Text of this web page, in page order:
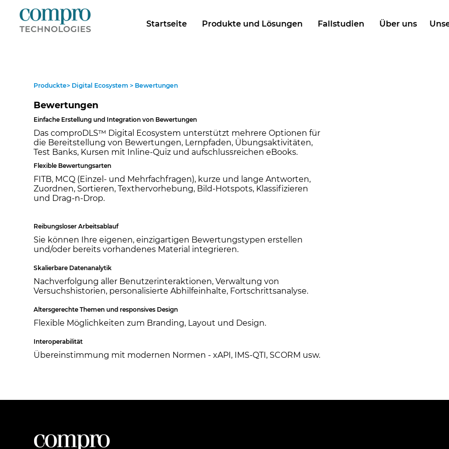
Startseite Produkte und Lösungen Fallstudien Über uns
Bewertungen
Einfache Erstellung und Integration von Bewertungen
Das comproDLS™ Digital Ecosystem unterstützt mehrere Optionen für
die Bereitstellung von Bewertungen, Lernpfaden, Übungsaktivitäten,
Test Banks, Kursen mit Inline-Quiz und aufschlussreichen eBooks.
Flexible Bewertungsarten
FITB, MCQ (Einzel- und Mehrfachfragen), kurze und lange Antworten,
Zuordnen, Sortieren, Texthervorhebung, Bild-Hotspots, Klassifizieren
und Drag-n-Drop.
Reibungsloser Arbeitsablauf
Sie können Ihre eigenen, einzigartigen Bewertungstypen erstellen
und/oder bereits vorhandenes Material integrieren.
Skalierbare Datenanalytik
Nachverfolgung aller Benutzerinteraktionen, Verwaltung von
Versuchshistorien, personalisierte Abhilfeinhalte, Fortschrittsanalyse.
Altersgerechte Themen und responsives Design
Flexible Möglichkeiten zum Branding, Layout und Design.
Interoperabilität
Übereinstimmung mit modernen Normen - xAPI, IMS-QTI, SCORM usw.
Produckte> Digital Ecosystem > Bewertungen